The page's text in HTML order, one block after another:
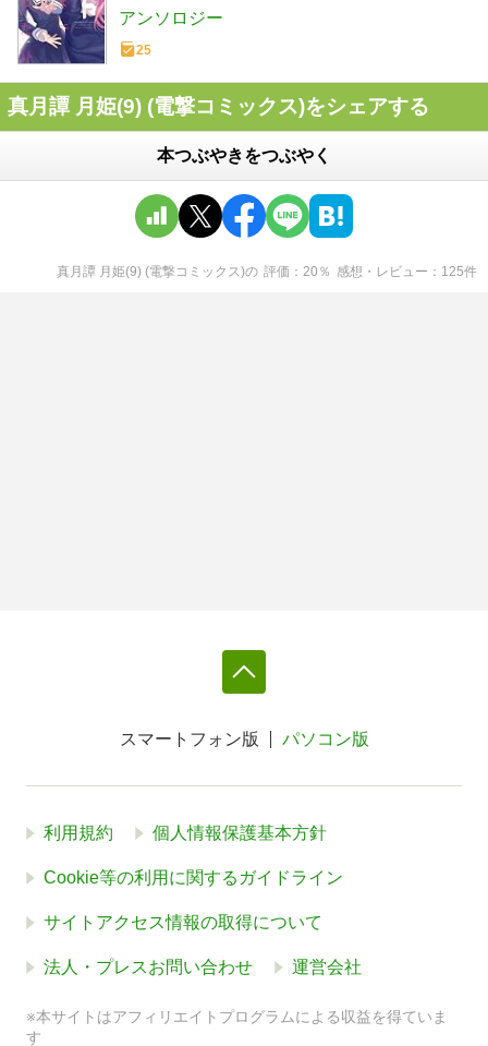
アンソロジー
25
真月譚 月姫(9) (電撃コミックス)をシェアする
本つぶやきをつぶやく
真月譚 月姫(9) (電撃コミックス)の 評価 20 ％ 感想・レビュー 125件
スマートフォン版 パソコン版
利用規約 個人情報保護基本方針
Cookie等の利用に関するガイドライン
サイトアクセス情報の取得について
法人・プレスお問い合わせ 運営会社
※本サイトはアフィリエイトプログラムによる収益を得ていま
す